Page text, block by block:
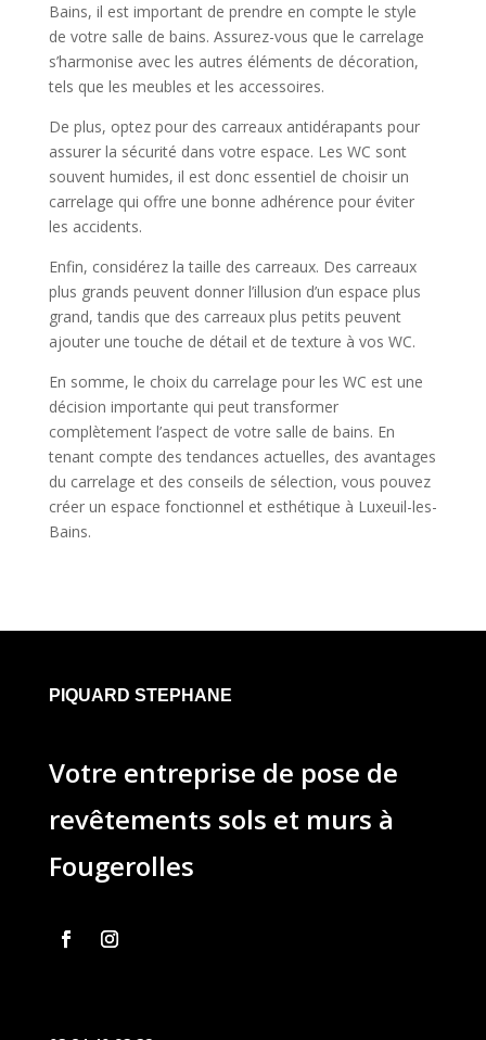
Bains, il est important de prendre en compte le style
de votre salle de bains. Assurez-vous que le carrelage
s’harmonise avec les autres éléments de décoration,
tels que les meubles et les accessoires.
De plus, optez pour des carreaux antidérapants pour
assurer la sécurité dans votre espace. Les WC sont
souvent humides, il est donc essentiel de choisir un
carrelage qui offre une bonne adhérence pour éviter
les accidents.
Enfin, considérez la taille des carreaux. Des carreaux
plus grands peuvent donner l’illusion d’un espace plus
grand, tandis que des carreaux plus petits peuvent
ajouter une touche de détail et de texture à vos WC.
En somme, le choix du carrelage pour les WC est une
décision importante qui peut transformer
complètement l’aspect de votre salle de bains. En
tenant compte des tendances actuelles, des avantages
du carrelage et des conseils de sélection, vous pouvez
créer un espace fonctionnel et esthétique à Luxeuil-les-
Bains.
PIQUARD STEPHANE
Votre entreprise de pose de
revêtements sols et murs à
Fougerolles